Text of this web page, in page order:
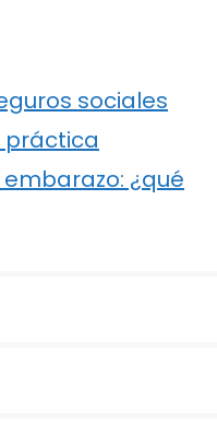
sociales
práctica
¿qué